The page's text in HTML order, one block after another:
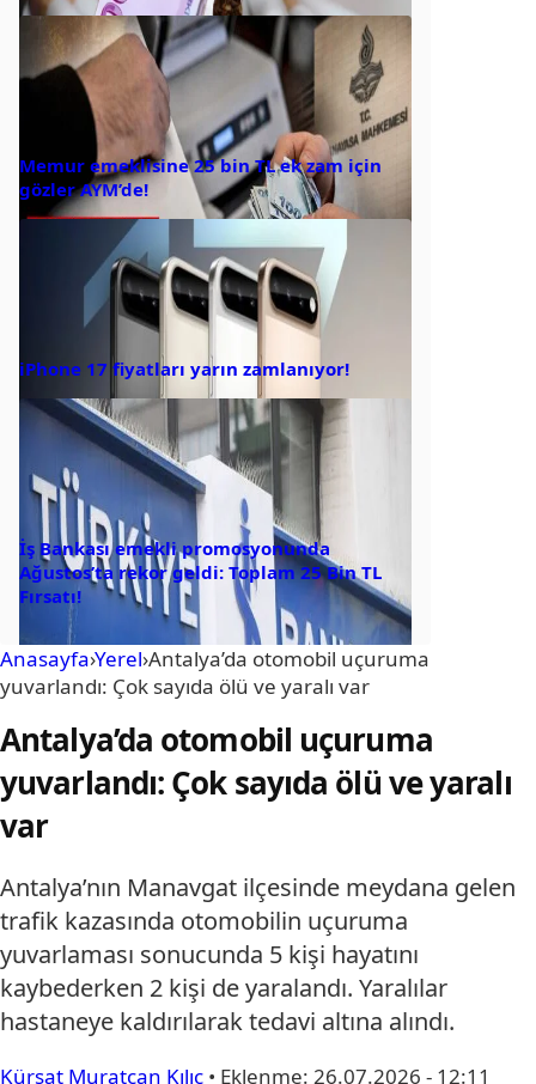
Memur emeklisine 25 bin TL ek zam için
gözler AYM’de!
iPhone 17 fiyatları yarın zamlanıyor!
İş Bankası emekli promosyonunda
Ağustos’ta rekor geldi: Toplam 25 Bin TL
Fırsatı!
Anasayfa›Yerel›Antalya’da otomobil uçuruma
yuvarlandı: Çok sayıda ölü ve yaralı var
Antalya’da otomobil uçuruma
yuvarlandı: Çok sayıda ölü ve yaralı
var
Antalya’nın Manavgat ilçesinde meydana gelen
trafik kazasında otomobilin uçuruma
yuvarlaması sonucunda 5 kişi hayatını
kaybederken 2 kişi de yaralandı. Yaralılar
hastaneye kaldırılarak tedavi altına alındı.
Kürşat Muratcan Kılıç • Eklenme: 26.07.2026 - 12:11